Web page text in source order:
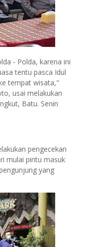
- Polda, karena ini
tentu pasca Idul
tempat wisata,"
usai melakukan
Batu. Senin
pengecekan
mulai pintu masuk
yang